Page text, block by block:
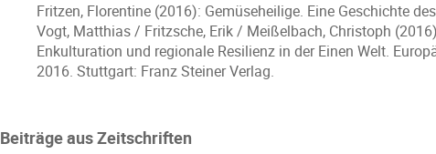
Fritzen, Florentine (2016): Gemüseheilige. Eine Geschichte
Vogt, Matthias / Fritzsche, Erik / Meißelbach, Christoph
Enkulturation und regionale Resilienz in der Einen Welt.
2016. Stuttgart: Franz Steiner Verlag.
Beiträge aus Zeitschriften